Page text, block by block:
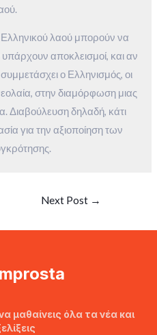
λαού μπορούν να
αποκλεισμοί, και αν
ο Ελληνισμός, οι
στην διαμόρφωση μιας
Διαβούλευση δηλαδή, κάτι
για την αξιοποίηση των
Next Post →
μαθαίνεις όλα τα νέα και